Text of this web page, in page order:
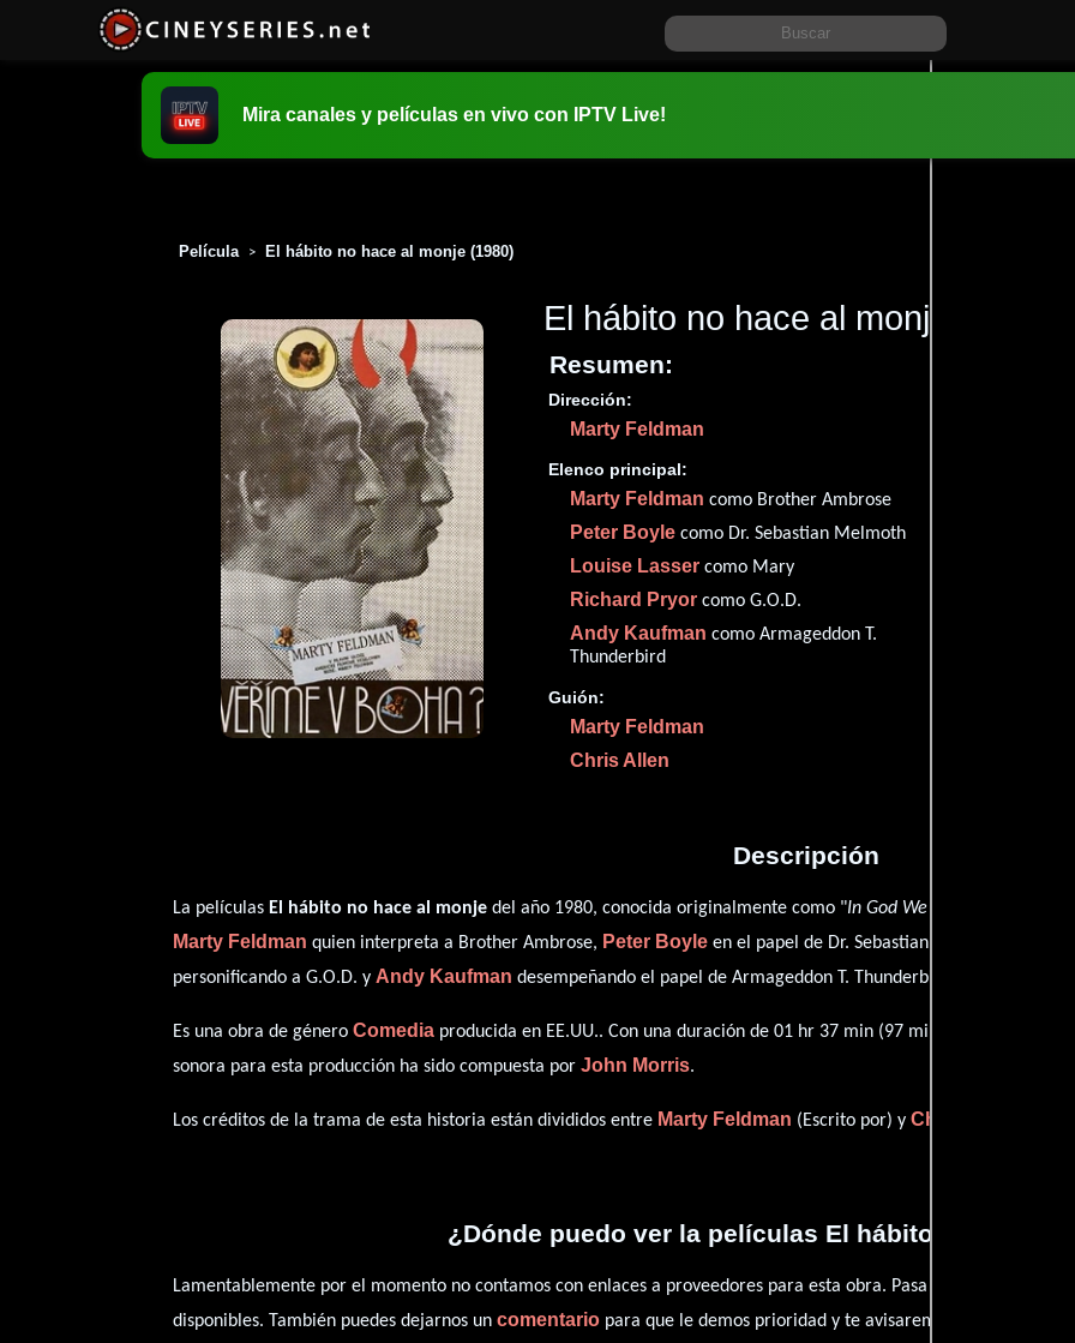
Mira canales y películas en vivo con IPTV Live!
Película > El hábito no hace al monje (1980)
El hábito no hace al monje
Resumen:
Dirección:
Marty Feldman
Elenco principal:
Marty Feldman como Brother Ambrose
Peter Boyle como Dr. Sebastian Melmoth
Louise Lasser como Mary
Richard Pryor como G.O.D.
Andy Kaufman como Armageddon T.
Thunderbird
Guión:
Marty Feldman
Chris Allen
01 hr 37
Descripción
La películas El hábito no hace al monje del año 1980, conocida originalmente como "In God We Tru$t
Marty Feldman quien interpreta a Brother Ambrose, Peter Boyle en el papel de Dr. Sebastian Melmoth,
personificando a G.O.D. yAndy Kaufman desempeñando el papel de Armageddon T. Thunderbird (
Es una obra de géneroComedia producida en EE.UU.. Con una duración de 01 hr 37 min (97 minutos), esta
sonora para esta producción ha sido compuesta porJohn Morris.
Los créditos de la trama de esta historia están divididos entre Marty Feldman (Escrito por) yChris Allen
¿Dónde puedo ver la películas El hábito no hace al
Lamentablemente por el momento no contamos con enlaces a proveedores para esta obra. Pasa por nuestro
disponibles. También puedes dejarnos uncomentario para que le demos prioridad y te avisaremos cuando se